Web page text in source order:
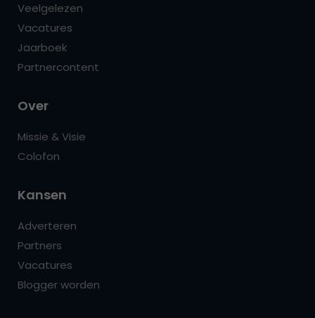
Veelgelezen
Vacatures
Jaarboek
Partnercontent
Over
Missie & Visie
Colofon
Kansen
Adverteren
Partners
Vacatures
Blogger worden